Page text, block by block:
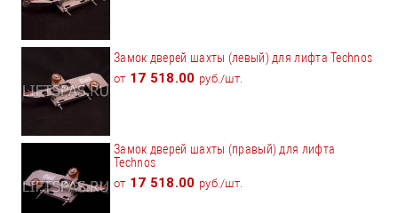
Замок дверей шахты (левый) для лифта Technos
от 17 518.00 руб./шт.
Замок дверей шахты (правый) для лифта
Technos
от 17 518.00 руб./шт.